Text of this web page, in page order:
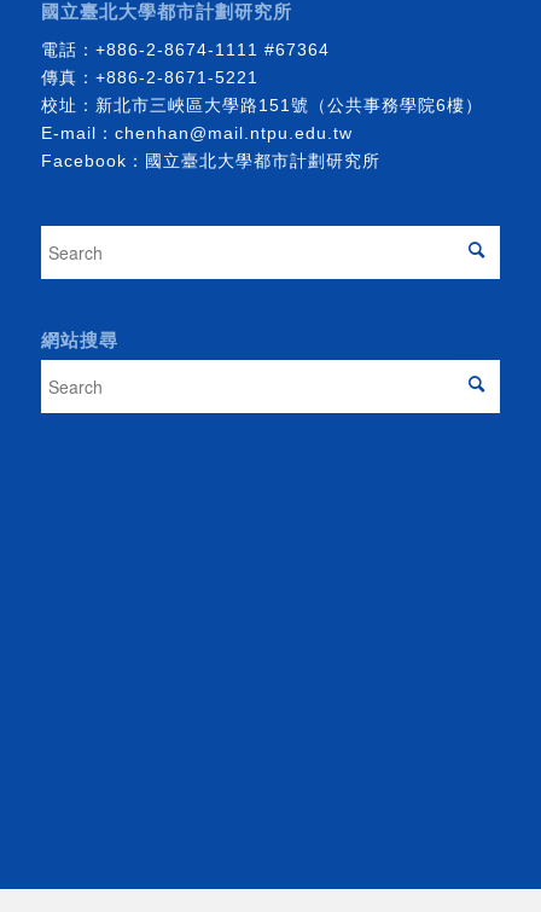
國立臺北大學都市計劃研究所
電話： +886-2-8674-1111 #67364
傳真：+886-2-8671-5221
校址：新北市三峽區大學路151號（公共事務學院6樓）
E-mail： chenhan@mail.ntpu.edu.tw
Facebook： 國立臺北大學都市計劃研究所
網站搜尋